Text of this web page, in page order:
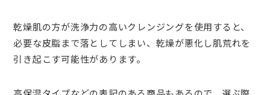
乾燥肌の方が洗浄力の高いクレンジングを使用すると、
必要な皮脂まで落としてしまい、乾燥が悪化し肌荒れを
引き起こす可能性があります。